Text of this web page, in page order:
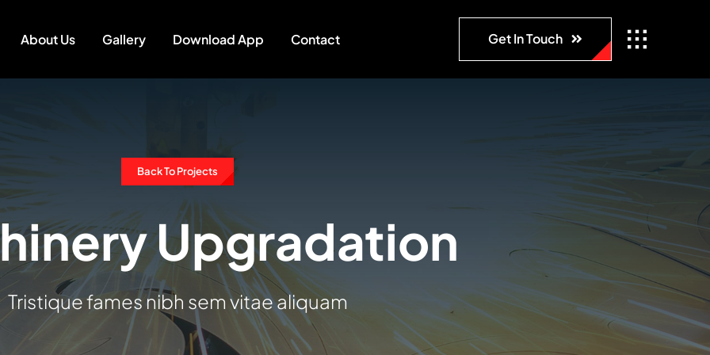
About Us Gallery Download App Contact Get In Touch
Back To Projects
Upgradation
Tristique fames nibh sem vitae aliquam